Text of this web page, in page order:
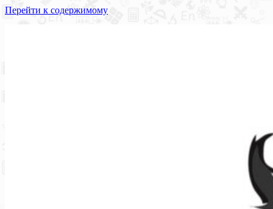
Перейти к содержимому